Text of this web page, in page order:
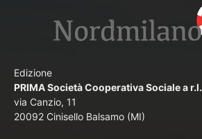
Edizione
PRIMA Società Cooperativa Sociale a r.l.
via Canzio, 11
20092 Cinisello Balsamo (MI)